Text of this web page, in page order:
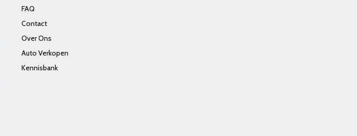
FAQ
Contact
Over Ons
Auto Verkopen
Kennisbank